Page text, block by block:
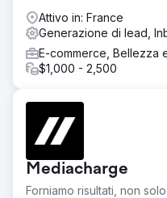
Attivo in: France
Generazione di lead,
E-commerce, Bellezza
$1,000 - 2,500
Mediacharge
Forniamo risultati, non